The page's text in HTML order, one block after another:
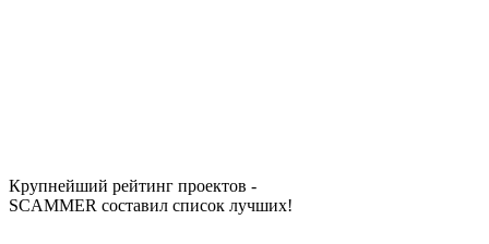
Крупнейший рейтинг проектов -
SCAMMER составил список лучших!